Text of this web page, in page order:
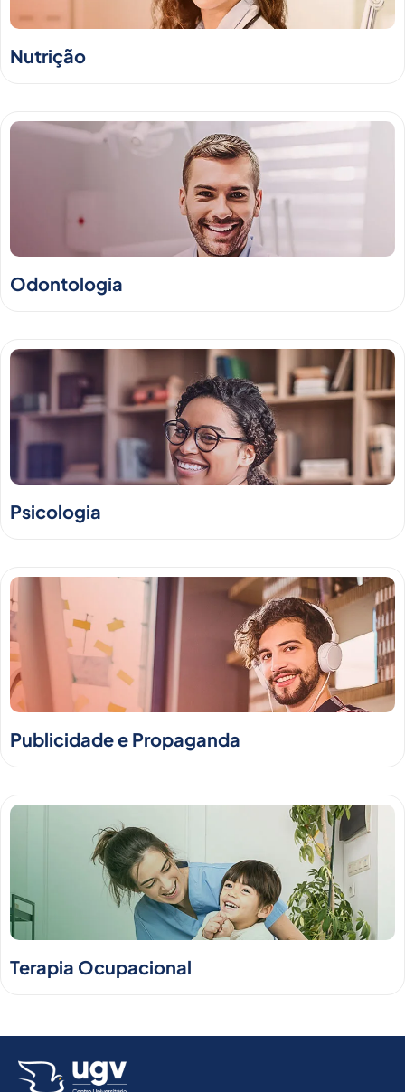
Nutrição
Odontologia
Psicologia
Publicidade e Propaganda
Terapia Ocupacional